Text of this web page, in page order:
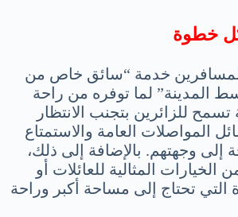
خطوة
خدمة “سائق خاص من
المدينة” لما توفره من راحة
للزائرين بتجنب الانتظار
المواصلات العامة والاستمتاع
إلى وجهتهم. بالإضافة إلى ذلك،
الخيارات المثالية للعائلات أو
التي تحتاج إلى مساحة أكبر وراحة